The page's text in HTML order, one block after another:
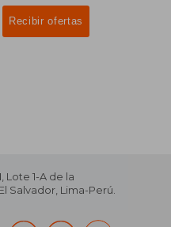
Lote 1-A de la
Salvador, Lima-Perú.